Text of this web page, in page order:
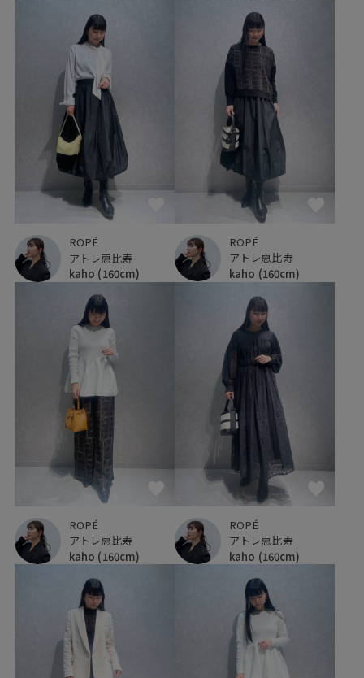
ROPÉ
アトレ恵比寿
kaho (160cm)
ROPÉ
アトレ恵比寿
kaho (160cm)
ROPÉ
アトレ恵比寿
kaho (160cm)
ROPÉ
アトレ恵比寿
kaho (160cm)